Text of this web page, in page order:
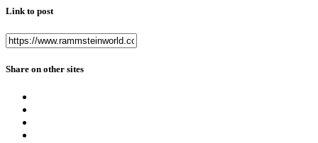
Link to post
Share on other sites